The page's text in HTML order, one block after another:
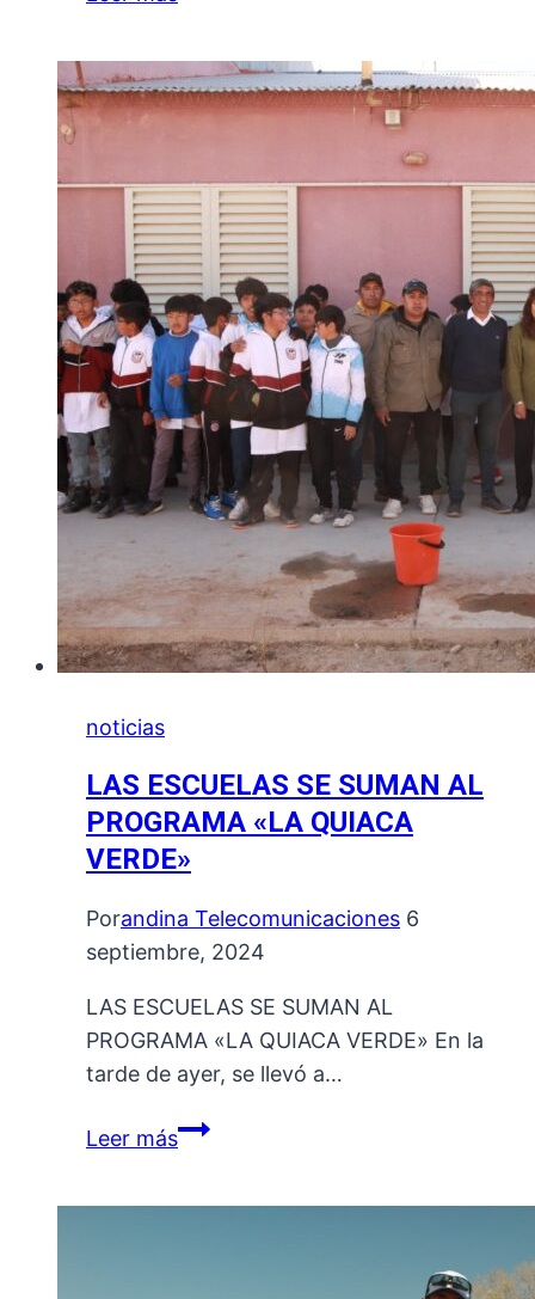
A
DISTINTAS
noticias
LAS ESCUELAS SE SUMAN AL
PROGRAMA «LA QUIACA
VERDE»
Porandina Telecomunicaciones 6
septiembre, 2024
LAS ESCUELAS SE SUMAN AL
PROGRAMA «LA QUIACA VERDE» En la
tarde de ayer, se llevó a…
Leer másLAS